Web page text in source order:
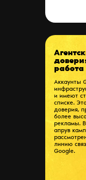
работа
Аккаунты
и имеют
списке.
доверия,
более
рекламы.
апрув
линию
Google.